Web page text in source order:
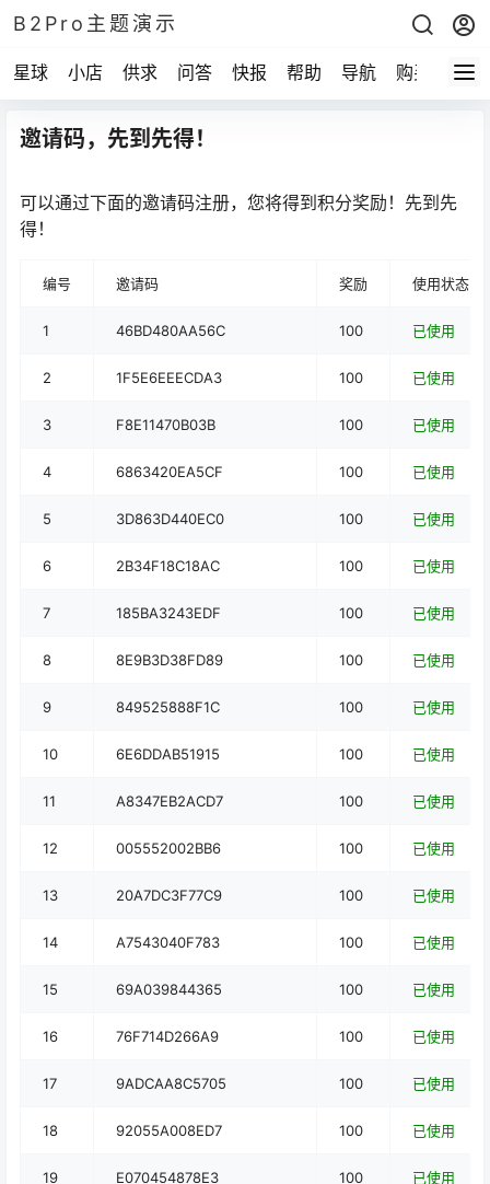
B2Pro主题演示
星球 小店 供求 问答 快报 帮助 导航 购买
邀请码，先到先得！
可以通过下面的邀请码注册，您将得到积分奖励！先到先
得！
编号 邀请码 奖励 使用状态
1 46BD480AA56C 100 已使用
2 1F5E6EEECDA3 100 已使用
3 F8E11470B03B 100 已使用
4 6863420EA5CF 100 已使用
5 3D863D440EC0 100 已使用
6 2B34F18C18AC 100 已使用
7 185BA3243EDF 100 已使用
8 8E9B3D38FD89 100 已使用
9 849525888F1C 100 已使用
10 6E6DDAB51915 100 已使用
11 A8347EB2ACD7 100 已使用
12 005552002BB6 100 已使用
13 20A7DC3F77C9 100 已使用
14 A7543040F783 100 已使用
15 69A039844365 100 已使用
16 76F714D266A9 100 已使用
17 9ADCAA8C5705 100 已使用
18 92055A008ED7 100 已使用
19 E070454878E3 100 已使用